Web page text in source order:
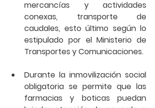
mercancías y actividades
conexas, transporte de
caudales, esto último según lo
estipulado por el Ministerio de
Transportes y Comunicaciones.
Durante la inmovilización social
obligatoria se permite que las
farmacias y boticas puedan